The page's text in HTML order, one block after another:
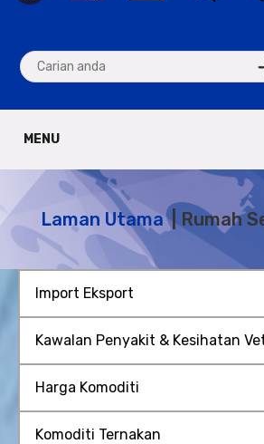
MENU
Laman Utama Rumah
Import Eksport
Kawalan Penyakit & Kesihatan
Harga Komoditi
Komoditi Ternakan